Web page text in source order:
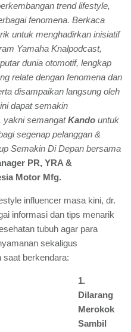
trend lifestyle,
fenomena. Berkaca
untuk menghadirkan inisiatif
Yamaha Knalpodcast,
dunia otomotif, lengkap
relate dengan fenomena dan
disampaikan langsung oleh
dapat semakin
yakni semangatKando untuk
segenap pelanggan &
Semakin Di Depan bersama
PR, YRA &
Motor Mfg.
influencer masa kini, dr.
informasi dan tips menarik
tubuh agar para
sekaligus
berkendara:
1.
Dilarang
Merokok
Sambil